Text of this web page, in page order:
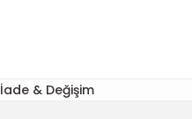
İade & Değişim